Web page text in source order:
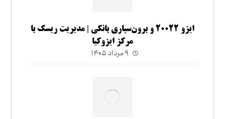
ایزو ۲۰۰۲۲ و برون‌سپاری بانکی | مدیریت ریسک با
مرکز ایزوکیا
۹ مرداد ۱۴۰۵